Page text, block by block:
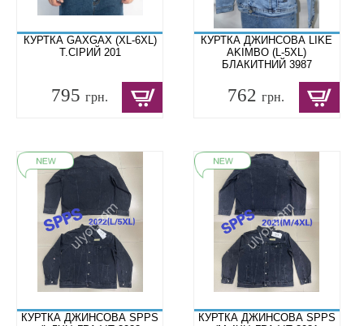
КУРТКА GAXGAX (XL-6XL)
Т.СІРИЙ 201
795 грн.
КУРТКА ДЖИНСОВА LIKE
AKIMBO (L-5XL)
БЛАКИТНИЙ 3987
762грн.
КУРТКА ДЖИНСОВА SPPS
КУРТКА ДЖИНСОВА SPPS